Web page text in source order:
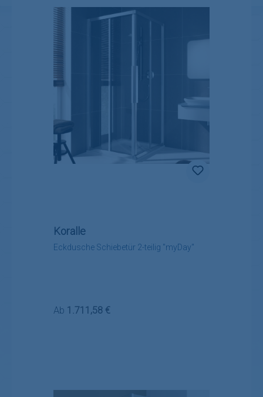
Eckdusche Schiebetür 2-teilig "myDay"
Koralle
Regulärer Preis:
Ab 1.711,58 €